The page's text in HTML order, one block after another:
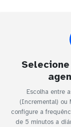
Escolha entre
(Incremental) ou
configure a
de 5 minutos a